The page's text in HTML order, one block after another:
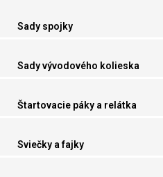
Sady spojky
Sady vývodového kolieska
Štartovacie páky a relátka
Sviečky a fajky